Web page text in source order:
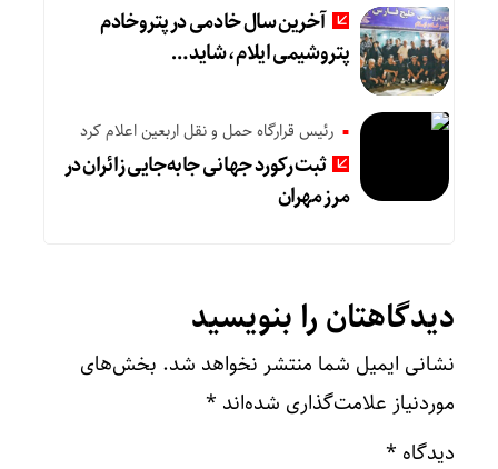
آخرین سال خادمی در پتروخادم
پتروشیمی ایلام، شاید …
رئیس قرارگاه حمل و نقل اربعین اعلام کرد
ثبت رکورد جهانی جابه‌جایی زائران در
مرز مهران
دیدگاهتان را بنویسید
نشانی ایمیل شما منتشر نخواهد شد. بخش‌های
موردنیاز علامت‌گذاری شده‌اند *
دیدگاه *